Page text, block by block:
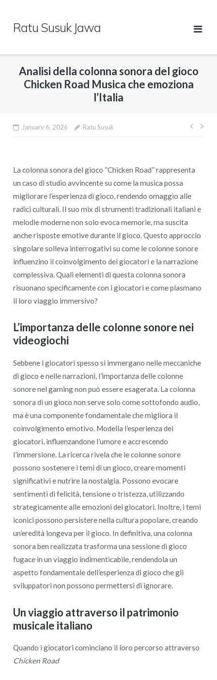
contentRatu Susuk Jawa
Analisi della colonna sonora del gioco
Chicken Road Musica che emoziona
l’Italia
January 6, 2026 Ratu Susuk
Post
La colonna sonora del gioco “Chicken Road” rappresenta
un caso di studio avvincente su come la musica possa
migliorare l’esperienza di gioco, rendendo omaggio alle
radici culturali. Il suo mix di strumenti tradizionali italiani e
melodie moderne non solo evoca memorie, ma suscita
anche risposte emotive durante il gioco. Questo approccio
singolare solleva interrogativi su come le colonne sonore
influenzino il coinvolgimento dei giocatori e la narrazione
complessiva. Quali elementi di questa colonna sonora
risuonano specificamente con i giocatori e come plasmano
il loro viaggio immersivo?
L’importanza delle colonne sonore nei
videogiochi
Sebbene i giocatori spesso si immergano nelle meccaniche
di gioco e nelle narrazioni, l’importanza delle colonne
sonore nel gaming non può essere esagerata. La colonna
sonora di un gioco non serve solo come sottofondo audio,
ma è una componente fondamentale che migliora il
coinvolgimento emotivo. Modella l’esperienza dei
giocatori, influenzandone l’umore e accrescendo
l’immersione. La ricerca rivela che le colonne sonore
possono sostenere i temi di un gioco, creare momenti
significativi e nutrire la nostalgia. Possono evocare
sentimenti di felicità, tensione o tristezza, utilizzando
strategicamente alle emozioni dei giocatori. Inoltre, i temi
iconici possono persistere nella cultura popolare, creando
un’eredità longeva per il gioco. In definitiva, una colonna
sonora ben realizzata trasforma una sessione di gioco
fugace in un viaggio indimenticabile, rendendola un
aspetto fondamentale dell’esperienza di gioco che gli
sviluppatori non possono permettersi di ignorare.
Un viaggio attraverso il patrimonio
musicale italiano
Quando i giocatori cominciano il loro percorso attraverso
Chicken Road